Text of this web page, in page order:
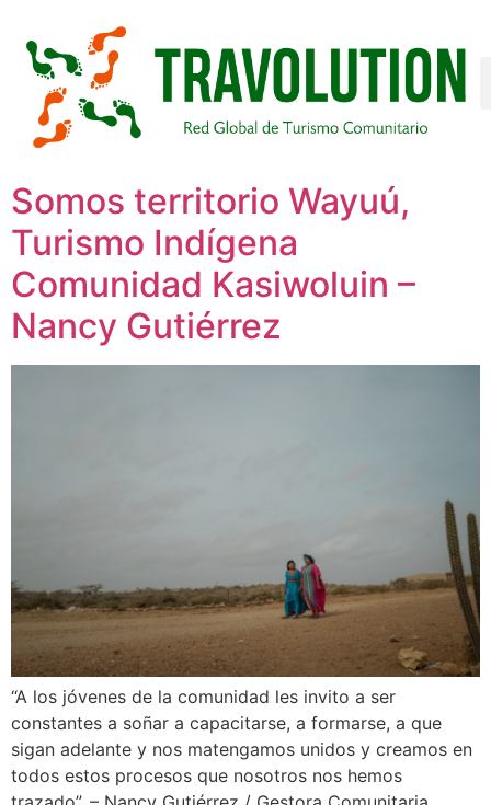
Somos territorio Wayuú,
Turismo Indígena
Comunidad Kasiwoluin –
Nancy Gutiérrez
“A los jóvenes de la comunidad les invito a ser
constantes a soñar a capacitarse, a formarse, a que
sigan adelante y nos matengamos unidos y creamos en
todos estos procesos que nosotros nos hemos